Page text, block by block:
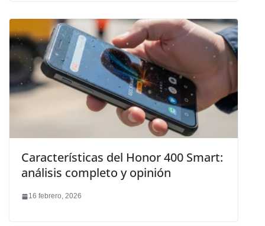
Características del Honor 400 Smart:
análisis completo y opinión
16 febrero, 2026